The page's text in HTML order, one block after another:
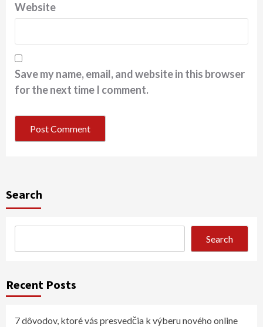
Website
Save my name, email, and website in this browser
for the next time I comment.
Search
Search
Recent Posts
7 dôvodov, ktoré vás presvedčia k výberu nového online